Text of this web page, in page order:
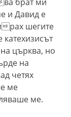
и Давид е
рах шегите
катехизисът
църква, но
на
четях
ме
ме.